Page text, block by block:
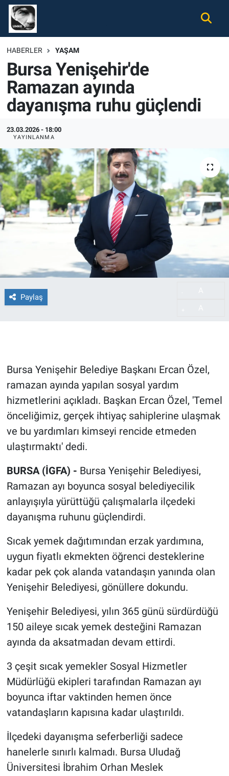
HABERLER YAŞAM
Bursa Yenişehir'de
Ramazan ayında
dayanışma ruhu güçlendi
23.03.2026 - 18:00
YAYINLANMA
Paylaş
Bursa Yenişehir Belediye Başkanı Ercan Özel,
ramazan ayında yapılan sosyal yardım
hizmetlerini açıkladı. Başkan Ercan Özel, 'Temel
önceliğimiz, gerçek ihtiyaç sahiplerine ulaşmak
ve bu yardımları kimseyi rencide etmeden
ulaştırmaktı' dedi.
BURSA (İGFA) - Bursa Yenişehir Belediyesi,
Ramazan ayı boyunca sosyal belediyecilik
anlayışıyla yürüttüğü çalışmalarla ilçedeki
dayanışma ruhunu güçlendirdi.
Sıcak yemek dağıtımından erzak yardımına,
uygun fiyatlı ekmekten öğrenci desteklerine
kadar pek çok alanda vatandaşın yanında olan
Yenişehir Belediyesi, gönüllere dokundu.
Yenişehir Belediyesi, yılın 365 günü sürdürdüğü
150 aileye sıcak yemek desteğini Ramazan
ayında da aksatmadan devam ettirdi.
3 çeşit sıcak yemekler Sosyal Hizmetler
Müdürlüğü ekipleri tarafından Ramazan ayı
boyunca iftar vaktinden hemen önce
vatandaşların kapısına kadar ulaştırıldı.
İlçedeki dayanışma seferberliği sadece
hanelerle sınırlı kalmadı. Bursa Uludağ
Üniversitesi İbrahim Orhan Meslek
Gündem
Ekonomi
Spor
Magazin
İletişim
Künye
Nöbetçi Eczaneler
Hava Durumu
Namaz Vakitleri
Trafik Durumu
Tüm Manşetler
Son Dakika Haberleri
Haber Arşivi